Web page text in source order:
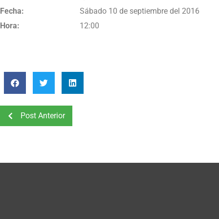
Fecha:
Sábado 10 de septiembre del 2016
Hora:
12:00
Post Anterior